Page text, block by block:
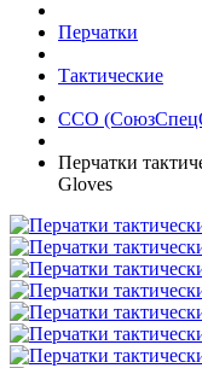
Перчатки
Тактические
ССО
Перчатки
Gloves